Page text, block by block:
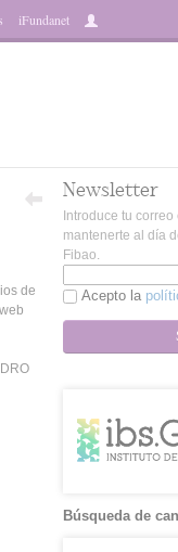
iFundanet
de
Newsletter
Introduce tu
mantenerte al día
Fibao.
Acepto la
Búsqueda de